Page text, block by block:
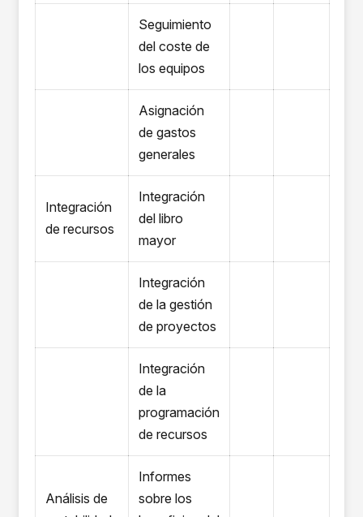
Seguimiento
del coste de
los equipos
Asignación
de gastos
generales
Integración
de recursos
Integración
del libro
mayor
Integración
de la gestión
de proyectos
Integración
de la
programación
de recursos
Análisis de
Informes
sobre los